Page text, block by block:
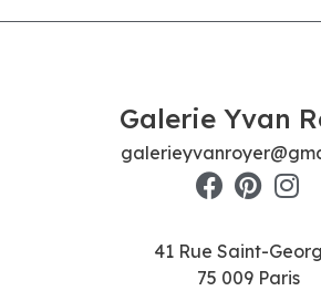
Galerie Yvan
41 Rue Saint-
75 009 Paris